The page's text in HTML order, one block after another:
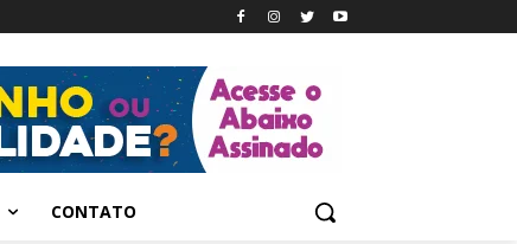
CONTATO